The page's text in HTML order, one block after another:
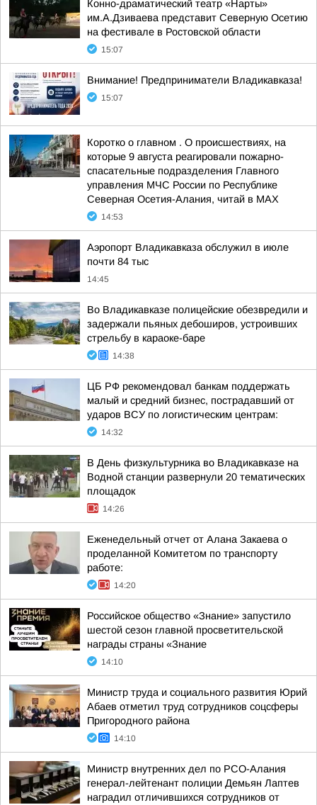
Конно-драматический театр «Нарты»
им.А.Дзиваева представит Северную Осетию
на фестивале в Ростовской области
15:07
Внимание! Предприниматели Владикавказа!
15:07
Коротко о главном . О происшествиях, на
которые 9 августа реагировали пожарно-
спасательные подразделения Главного
управления МЧС России по Республике
Северная Осетия-Алания, читай в МАХ
14:53
Аэропорт Владикавказа обслужил в июле
почти 84 тыс
14:45
Во Владикавказе полицейские обезвредили и
задержали пьяных дебоширов, устроивших
стрельбу в караоке-баре
14:38
ЦБ РФ рекомендовал банкам поддержать
малый и средний бизнес, пострадавший от
ударов ВСУ по логистическим центрам:
14:32
В День физкультурника во Владикавказе на
Водной станции развернули 20 тематических
площадок
14:26
Еженедельный отчет от Алана Закаева о
проделанной Комитетом по транспорту
работе:
14:20
Российское общество «Знание» запустило
шестой сезон главной просветительской
награды страны «Знание
14:10
Министр труда и социального развития Юрий
Абаев отметил труд сотрудников соцсферы
Пригородного района
14:10
Министр внутренних дел по РСО-Алания
генерал-лейтенант полиции Демьян Лаптев
наградил отличившихся сотрудников от